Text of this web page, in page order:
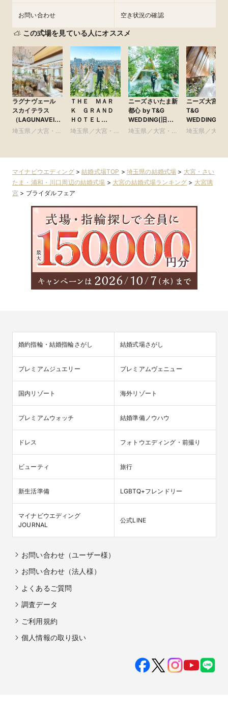
お問い合わせ 空き状況の確認
この式場を見ている人にオススメ
ラグナヴェール
スカイテラス
（LAGUNAVEIL
SkyTerrace）
埼玉県／大宮・さ
ＴＨＥ ＭＡＲ
Ｋ ＧＲＡＮＤ
ＨＯＴＥＬ
●Plan・Do・See
埼玉県／大宮・さ
ニーズさいたま新
都心 by T&G
WEDDING(旧
ガーデンヒルズ迎
埼玉県／大宮・さ
ニーズ大宮 by
T&G
WEDDING(旧
アーヴェリー
埼玉県／大宮
マイナビウエディング>結婚式場TOP > 埼玉県の結婚式場 > 大宮・さい
たま・浦和・川口周辺の結婚式場 > 大宮の結婚式場ランキング > 大宮璃
宮 > ブライダルフェア
婚約指輪・結婚指輪さがし 結婚式場さがし
プレミアムジュエリー プレミアムヴェニュー
国内リゾート 海外リゾート
プレミアムウォッチ 結婚準備ノウハウ
ドレス フォトウエディング・前撮り
ビューティ 旅行
新生活準備 LGBTQ+フレンドリー
マイナビウエディング
JOURNAL
公式LINE
お問い合わせ（ユーザー様）
お問い合わせ（法人様）
よくあるご質問
調査データ
ご利用規約
個人情報の取り扱い